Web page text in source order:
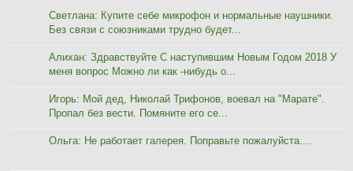
Светлана: Купите себе микрофон и нормальные наушники.
Без связи с союзниками трудно будет...
Алихан: Здравствуйте С наступившим Новым Годом 2018 У
меня вопрос Можно ли как -нибудь о...
Игорь: Мой дед, Николай Трифонов, воевал на "Марате".
Пропал без вести. Помяните его се...
Ольга: Не работает галерея. Поправьте пожалуйста....